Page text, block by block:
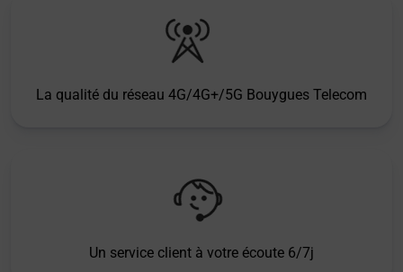
La qualité du réseau 4G/4G+/5G Bouygues Telecom
Un service client à votre écoute 6/7j